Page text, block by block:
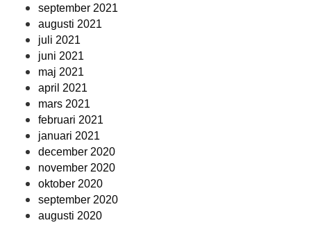
september 2021
augusti 2021
juli 2021
juni 2021
maj 2021
april 2021
mars 2021
februari 2021
januari 2021
december 2020
november 2020
oktober 2020
september 2020
augusti 2020